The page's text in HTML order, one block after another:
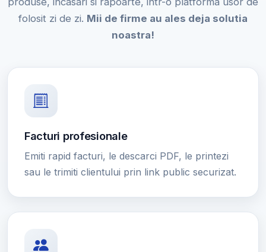
folosit zi de zi. Mii de firme au ales deja solutia
noastra!
Facturi profesionale
Emiti rapid facturi, le descarci PDF, le printezi
sau le trimiti clientului prin link public securizat.